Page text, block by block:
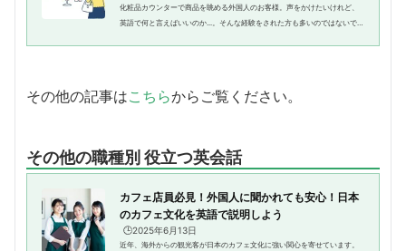
化粧品カウンターで商品を眺める外国人のお客様。声をかけたいけれど、
英語で何と言えばいいのか...。そんな経験をされた方も多いのではないでし
その他の記事はこちらからご覧ください。
その他の職種別 役立つ英会話
カフェ店員必見！外国人に聞かれても安心！日本
のカフェ文化を英語で説明しよう
🕒️2025年6月13日
近年、海外からの観光客が日本のカフェ文化に強い関心を寄せています。